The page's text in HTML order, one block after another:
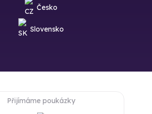
Česko
Slovensko
Přijímáme poukázky